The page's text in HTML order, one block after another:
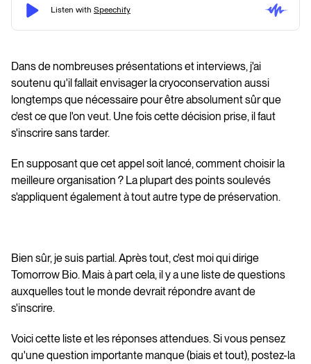
Dans de nombreuses présentations et interviews, j'ai
soutenu qu'il fallait envisager la cryoconservation aussi
longtemps que nécessaire pour être absolument sûr que
c'est ce que l'on veut. Une fois cette décision prise, il faut
s'inscrire sans tarder.
En supposant que cet appel soit lancé, comment choisir la
meilleure organisation ? La plupart des points soulevés
s'appliquent également à tout autre type de préservation.
Bien sûr, je suis partial. Après tout, c'est moi qui dirige
Tomorrow Bio. Mais à part cela, il y a une liste de questions
auxquelles tout le monde devrait répondre avant de
s'inscrire.
Voici cette liste et les réponses attendues. Si vous pensez
qu'une question importante manque (biais et tout), postez-la